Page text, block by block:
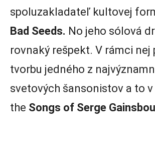
spoluzakladateľ kultovej
Bad Seeds. No jeho sólová
rovnaký rešpekt. V rámci nej
tvorbu jedného z
svetových šansonistov a to
the Songs of Serge